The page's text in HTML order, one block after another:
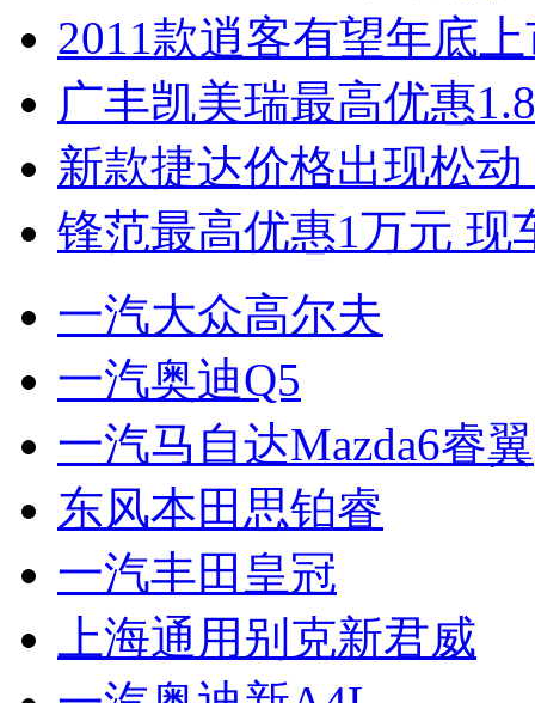
2011款逍客有望年底
广丰凯美瑞最高优惠
新款捷达价格出现松
锋范最高优惠1万元 现
一汽大众高尔夫
一汽奥迪Q5
一汽马自达Mazda6睿翼
东风本田思铂睿
一汽丰田皇冠
上海通用别克新君威